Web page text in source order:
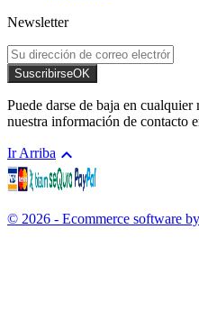
Newsletter
SuscribirseOK
Puede darse de baja en
nuestra información de contacto
Ir Arriba 
© 2026 - Ecommerce software